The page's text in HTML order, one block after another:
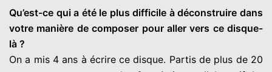
Qu’est-ce qui a été le plus difficile à déconstruire dans
votre manière de composer pour aller vers ce disque-
là ?
On a mis 4 ans à écrire ce disque. Partis de plus de 20